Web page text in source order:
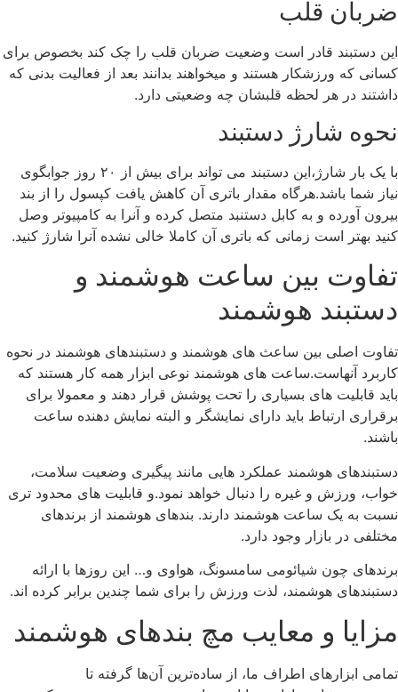
ضربان قلب
این دستبند قادر است وضعیت ضربان قلب را چک کند بخصوص برای
کسانی که ورزشکار هستند و میخواهند بدانند بعد از فعالیت بدنی که
داشتند در هر لحظه قلبشان چه وضعیتی دارد.
نحوه شارژ دستبند
با یک بار شارژ،این دستبند می تواند برای بیش از ۲۰ روز جوابگوی
نیاز شما باشد.هرگاه مقدار باتری آن کاهش یافت کپسول را از بند
بیرون آورده و به کابل دستنبد متصل کرده و آنرا به کامپیوتر وصل
کنید بهتر است زمانی که باتری آن کاملا خالی نشده آنرا شارژ کنید.
تفاوت بین ساعت هوشمند و
دستبند هوشمند
تفاوت اصلی بین ساعث های هوشمند و دستبندهای هوشمند در نحوه
کاربرد آنهاست.ساعت های هوشمند نوعی ابزار همه کار هستند که
باید قابلیت های بسیاری را تحت پوشش قرار دهند و معمولا برای
برقراری ارتباط باید دارای نمایشگر و البته نمایش دهنده ساعت
باشند.
دستبندهای هوشمند عملکرد هایی مانند پیگیری وضعیت سلامت،
خواب، ورزش و غیره را دنبال خواهد نمود.و قابلیت های محدود تری
نسبت به یک ساعت هوشمند دارند. بندهای هوشمند از برندهای
مختلفی در بازار وجود دارد.
برندهای چون شیائومی سامسونگ، هواوی و… این روزها با ارائه
دستبندهای هوشمند، لذت ورزش را برای شما چندین برابر کرده اند.
مزایا و معایب مچ بندهای هوشمند
تمامی ابزارهای اطراف ما، از ساده‌ترین آن‌ها گرفته تا